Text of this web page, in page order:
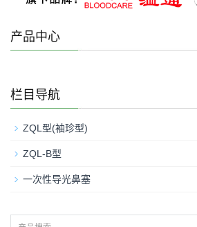
产品中心
栏目导航
ZQL型(袖珍型)
ZQL-B型
一次性导光鼻塞